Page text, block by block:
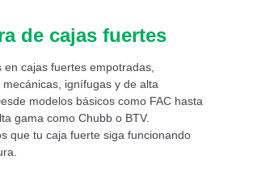
de cajas fuertes
en cajas fuertes empotradas,
ignífugas y de alta
modelos básicos como FAC hasta
gama como Chubb o BTV.
que tu caja fuerte siga funcionando